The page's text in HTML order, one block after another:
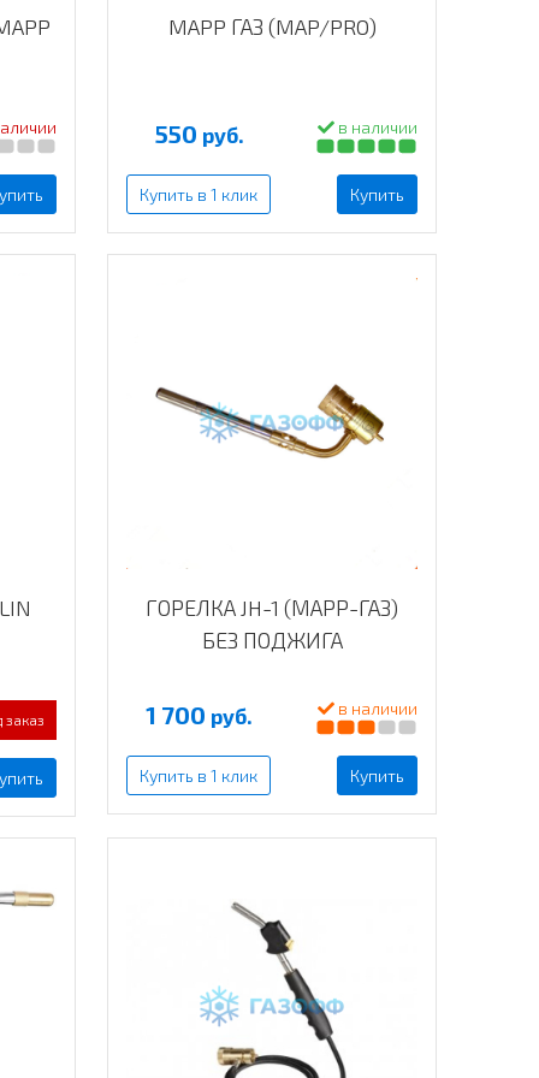
MAPP ГАЗ (MAP/PRO)
550 руб. в наличии
Купить в 1 клик Купить
ГОРЕЛКА JH-1 (МАРР-ГАЗ)
БЕЗ ПОДЖИГА
1 700 руб. в наличии
Купить в 1 клик Купить